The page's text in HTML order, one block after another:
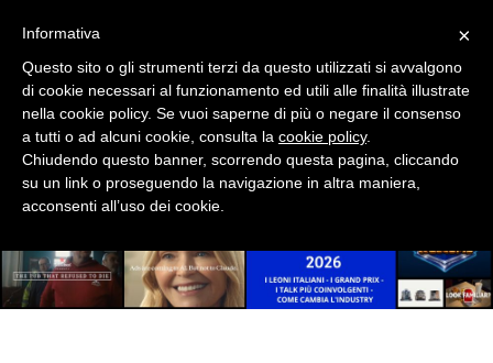
RADIO / AUDIO
DATI
×
Informativa
Questo sito o gli strumenti terzi da questo utilizzati si avvalgono
di cookie necessari al funzionamento ed utili alle finalità illustrate
nella cookie policy. Se vuoi saperne di più o negare il consenso
a tutti o ad alcuni cookie, consulta la cookie policy.
Chiudendo questo banner, scorrendo questa pagina, cliccando
su un link o proseguendo la navigazione in altra maniera,
acconsenti all’uso dei cookie.